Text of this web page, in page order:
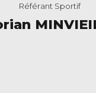
Référant Sportif